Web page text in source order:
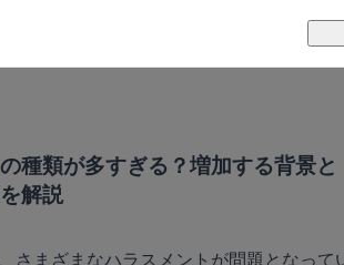
の特徴
ート体制
ュリティ体制
種類が多すぎる？増加する背景と
解説
さまざまなハラスメントが問題となって